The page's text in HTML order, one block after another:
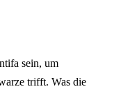
sein, um
trifft. Was die